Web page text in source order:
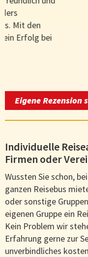
Eigene Rezension
Individuelle
Firmen oder
Wussten Sie schon,
ganzen Reisebus
oder sonstige
eigenen Gruppe ein
Kein Problem wir
Erfahrung gerne zur
unverbindliches